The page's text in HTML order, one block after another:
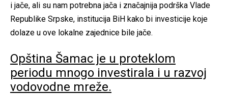
i jače, ali su nam potrebna jača i značajnija podrška Vlade
Republike Srpske, institucija BiH kako bi investicije koje
dolaze u ove lokalne zajednice bile jače.
Opština Šamac je u proteklom
periodu mnogo investirala i u razvoj
vodovodne mreže.